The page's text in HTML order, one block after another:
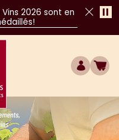
2026 sont en
libres par
COMPTE